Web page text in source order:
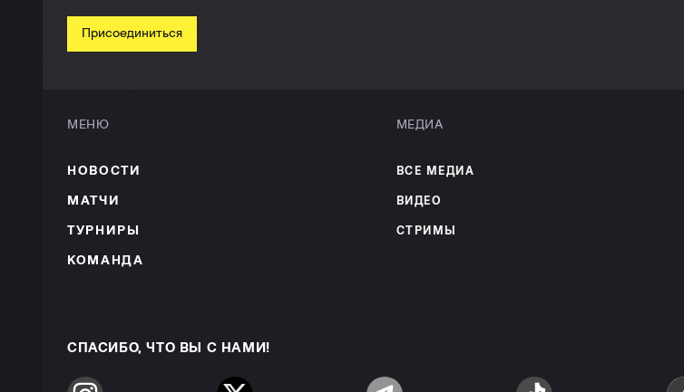
Присоединиться
МЕНЮ
НОВОСТИ
МАТЧИ
ТУРНИРЫ
КОМАНДА
МЕДИА
ВСЕ МЕДИА
ВИДЕО
СТРИМЫ
СПАСИБО, ЧТО ВЫ С НАМИ!